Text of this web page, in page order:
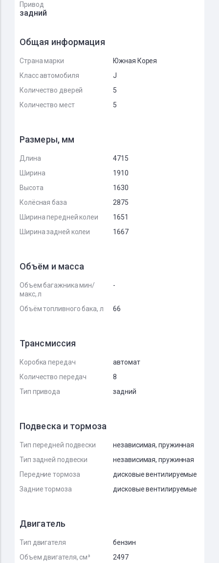
Привод
задний
Общая информация
Страна марки
Южная Корея
Класс автомобиля
J
Количество дверей
5
Количество мест
5
Размеры, мм
Длина
4715
Ширина
1910
Высота
1630
Колёсная база
2875
Ширина передней колеи
1651
Ширина задней колеи
1667
Объём и масса
Объем багажника мин/
макс, л
-
Объём топливного бака, л 66
Трансмиссия
Коробка передач
автомат
Количество передач
8
Тип привода
задний
Подвеска и тормоза
Тип передней подвески
независимая, пружинная
Тип задней подвески
независимая, пружинная
Передние тормоза
дисковые вентилируемые
Задние тормоза
дисковые вентилируемые
Двигатель
Тип двигателя
бензин
Объем двигателя, см³
2497